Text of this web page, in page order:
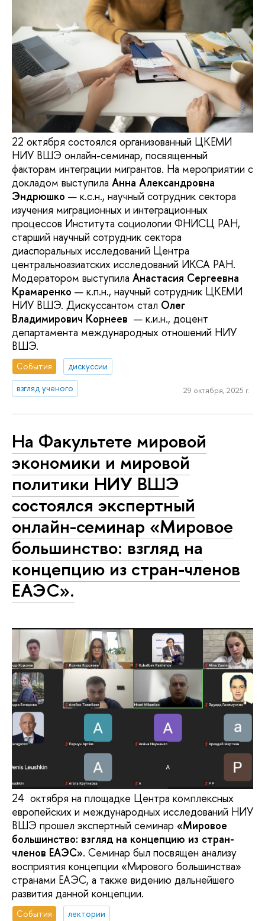
22 октября состоялся организованный ЦКЕМИ
НИУ ВШЭ онлайн-семинар, посвященный
факторам интеграции мигрантов. На мероприятии с
докладом выступила Анна Александровна
Эндрюшко — к.с.н., научный сотрудник сектора
изучения миграционных и интеграционных
процессов Института социологии ФНИСЦ РАН,
старший научный сотрудник сектора
диаспоральных исследований Центра
центральноазиатских исследований ИКСА РАН.
Модератором выступила Анастасия Сергеевна
Крамаренко — к.п.н., научный сотрудник ЦКЕМИ
НИУ ВШЭ. Дискуссантом стал Олег
Владимирович Корнеев — к.и.н., доцент
департамента международных отношений НИУ
ВШЭ.
События
дискуссии
взгляд ученого
29 октября, 2025 г.
На Факультете мировой
экономики и мировой
политики НИУ ВШЭ
состоялся экспертный
онлайн-семинар «Мировое
большинство: взгляд на
концепцию из стран-членов
ЕАЭС».
24 октября на площадке Центра комплексных
европейских и международных исследований НИУ
ВШЭ прошел экспертный семинар «Мировое
большинство: взгляд на концепцию из стран-
членов ЕАЭС». Семинар был посвящен анализу
восприятия концепции «Мирового большинства»
странами ЕАЭС, а также видению дальнейшего
развития данной концепции.
События
лектории